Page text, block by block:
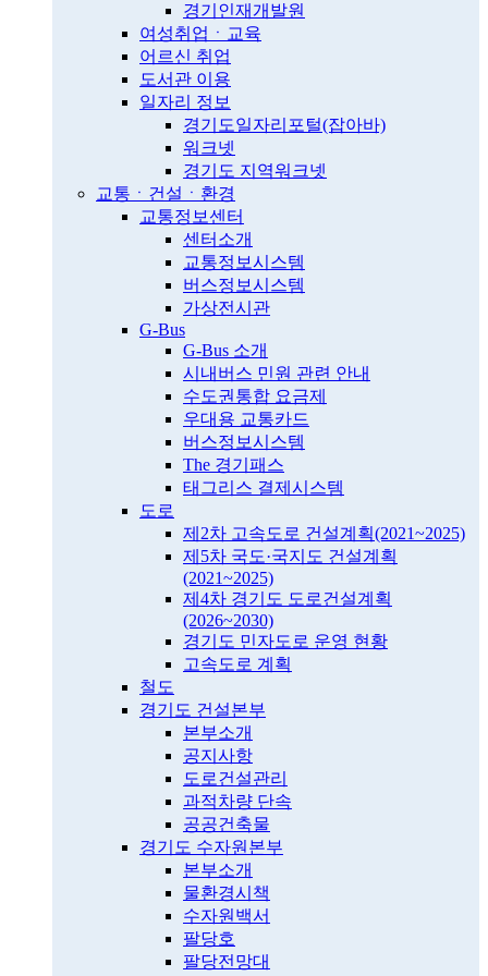
경기인재개발원
여성취업ㆍ교육
어르신 취업
도서관 이용
일자리 정보
경기도일자리포털(잡아바)
워크넷
경기도 지역워크넷
교통ㆍ건설ㆍ환경
교통정보센터
센터소개
교통정보시스템
버스정보시스템
가상전시관
G-Bus
G-Bus 소개
시내버스 민원 관련 안내
수도권통합 요금제
우대용 교통카드
버스정보시스템
The 경기패스
태그리스 결제시스템
도로
제2차 고속도로 건설계획(2021~2025)
제5차 국도·국지도 건설계획
(2021~2025)
제4차 경기도 도로건설계획
(2026~2030)
경기도 민자도로 운영 현황
고속도로 계획
철도
경기도 건설본부
본부소개
공지사항
도로건설관리
과적차량 단속
공공건축물
경기도 수자원본부
본부소개
물환경시책
수자원백서
팔당호
팔당전망대